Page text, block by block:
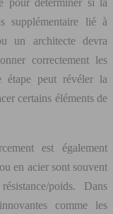
supplémentaire lié à
un architecte devra
correctement les
étape peut révéler la
certains éléments de
est également
en acier sont souvent
poids. Dans
comme les